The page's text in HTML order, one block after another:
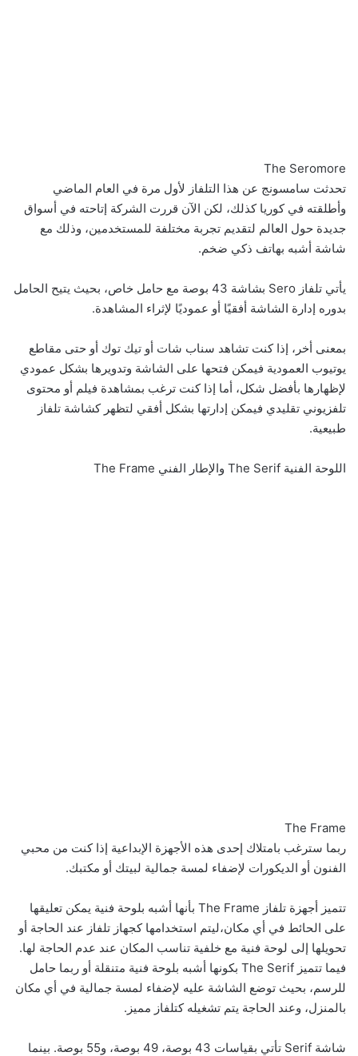
The Seromore
تحدثت سامسونج عن هذا التلفاز لأول مرة في العام الماضي
وأطلقته في كوريا كذلك، لكن الآن قررت الشركة إتاحته في أسواق
جديدة حول العالم لتقديم تجربة مختلفة للمستخدمين، وذلك مع
شاشة أشبه بهاتف ذكي ضخم.
يأتي تلفاز Sero بشاشة 43 بوصة مع حامل خاص، بحيث يتيح الحامل
بدوره إدارة الشاشة أفقيًا أو عموديًا لإثراء المشاهدة.
بمعنى أخر، إذا كنت تشاهد سناب شات أو تيك توك أو حتى مقاطع
يوتيوب العمودية فيمكن فتحها على الشاشة وتدويرها بشكل عمودي
لإظهارها بأفضل شكل، أما إذا كنت ترغب بمشاهدة فيلم أو محتوى
تلفزيوني تقليدي فيمكن إدارتها بشكل أفقي لتظهر كشاشة تلفاز
طبيعية.
اللوحة الفنية The Serif والإطار الفني The Frame
The Frame
ربما سترغب بامتلاك إحدى هذه الأجهزة الإبداعية إذا كنت من محبي
الفنون أو الديكورات لإضفاء لمسة جمالية لبيتك أو مكتبك.
تتميز أجهزة تلفاز The Frame بأنها أشبه بلوحة فنية يمكن تعليقها
على الحائط في أي مكان،ليتم استخدامها كجهاز تلفاز عند الحاجة أو
تحويلها إلى لوحة فنية مع خلفية تناسب المكان عند عدم الحاجة لها.
فيما تتميز The Serif بكونها أشبه بلوحة فنية متنقلة أو ربما حامل
للرسم، بحيث توضع الشاشة عليه لإضفاء لمسة جمالية في أي مكان
بالمنزل، وعند الحاجة يتم تشغيله كتلفاز مميز.
شاشة Serif تأتي بقياسات 43 بوصة، 49 بوصة، و55 بوصة. بينما